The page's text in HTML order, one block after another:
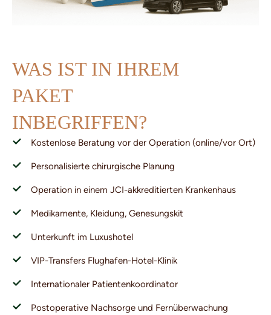
WAS IST IN IHREM
PAKET
INBEGRIFFEN?
Kostenlose Beratung vor der Operation (online/vor Ort)
Personalisierte chirurgische Planung
Operation in einem JCI-akkreditierten Krankenhaus
Medikamente, Kleidung, Genesungskit
Unterkunft im Luxushotel
VIP-Transfers Flughafen-Hotel-Klinik
Internationaler Patientenkoordinator
Postoperative Nachsorge und Fernüberwachung